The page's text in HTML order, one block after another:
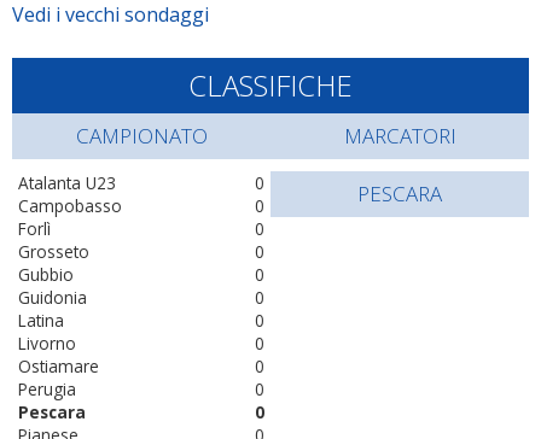
Vedi i vecchi sondaggi
CLASSIFICHE
CAMPIONATO
0
Atalanta U23
0
Campobasso
0
Forlì
0
Grosseto
0
Gubbio
0
Guidonia
0
Latina
0
Livorno
0
Ostiamare
0
Perugia
0
Pescara
MARCATORI
PESCARA